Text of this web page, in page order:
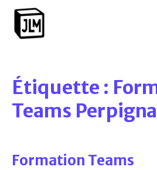
Étiquette :
Teams
Formation Teams